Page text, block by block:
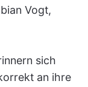
Vogt,
sich
an ihre